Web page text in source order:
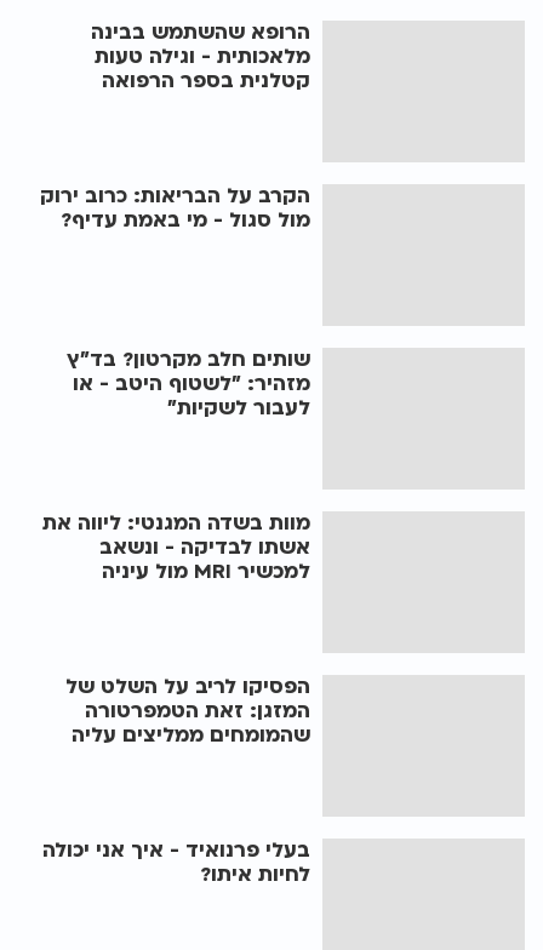
הרופא שהשתמש בבינה
מלאכותית - וגילה טעות
קטלנית בספר הרפואה
הקרב על הבריאות: כרוב ירוק
מול סגול - מי באמת עדיף?
שותים חלב מקרטון? בד״ץ
מזהיר: ״לשטוף היטב - או
לעבור לשקיות״
מוות בשדה המגנטי: ליווה את
אשתו לבדיקה - ונשאב
למכשיר MRI מול עיניה
הפסיקו לריב על השלט של
המזגן: זאת הטמפרטורה
שהמומחים ממליצים עליה
בעלי פרנואיד - איך אני יכולה
לחיות איתו?